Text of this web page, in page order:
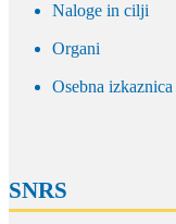
Naloge in cilji
Organi
Osebna izkaznica
SNRS